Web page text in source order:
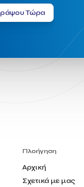
Τώρα
Πλοήγηση
Αρχική
Σχετικά με μας